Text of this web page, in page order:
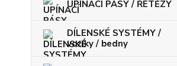
UPÍNACÍ PÁSY / ŘETĚZY
DÍLENSKÉ SYSTÉMY /
vozíky / bedny